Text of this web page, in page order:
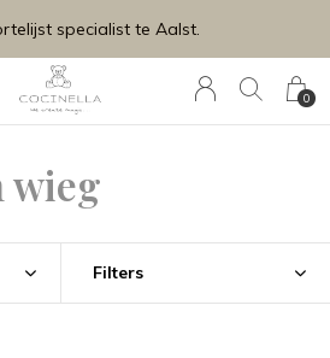
0
specialist te Aalst.
wieg
Filters